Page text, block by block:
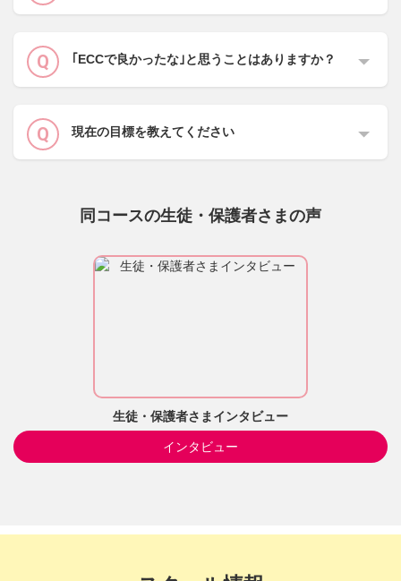
｢ECCで良かったな｣と思うことはありますか？
現在の目標を教えてください
同コースの生徒・保護者さまの声
生徒・保護者さまインタビュー
インタビュー